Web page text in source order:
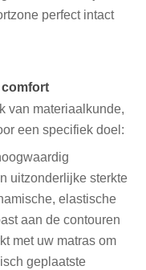
perfect intact
comfort
van materiaalkunde,
een specifiek doel:
uitzonderlijke sterkte
elastische
aan de contouren
met uw matras om
geplaatste